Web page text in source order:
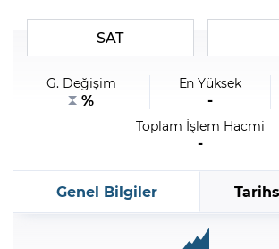
Şifremi Unuttum
SAT
G. Değişim
%
En Yüksek
-
Toplam İşlem Hacmi
-
Genel Bilgiler